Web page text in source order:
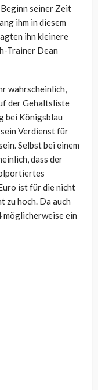
seiner Zeit
ihm in diesem
ihn kleinere
Trainer Dean
wahrscheinlich,
der Gehaltsliste
bei Königsblau
Verdienst für
Selbst bei einem
dass der
ist für die nicht
zu hoch. Da auch
möglicherweise ein